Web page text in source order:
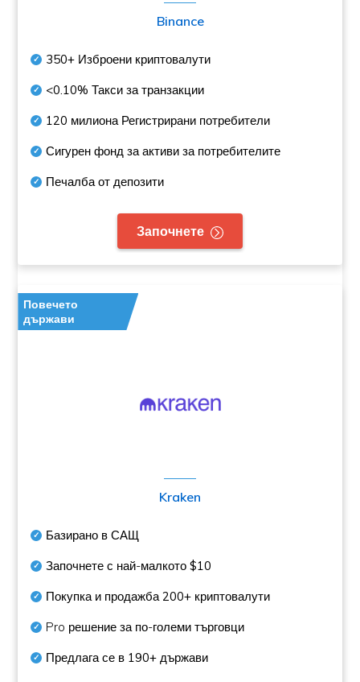
Binance
350+ Изброени криптовалути
<0.10% Такси за транзакции
120 милионаРегистрирани потребители
Сигурен фонд за активи за потребителите
Печалба от депозити
Започнете
Повечето
държави
Kraken
Базирано в САЩ
Започнете с най-малкото$10
Покупка и продажба200+ криптовалути
Pro решение за по-големи търговци
Предлага се в 190+ държави